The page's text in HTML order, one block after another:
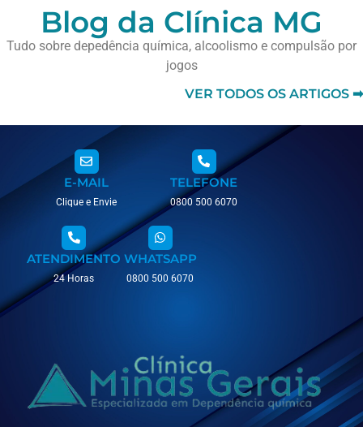
Blog da Clínica MG
Tudo sobre depedência química, alcoolismo e compulsão por
jogos
VER TODOS OS ARTIGOS ➡
E-MAIL
Clique e Envie
TELEFONE
0800 500 6070
ATENDIMENTO
24 Horas
WHATSAPP
0800 500 6070